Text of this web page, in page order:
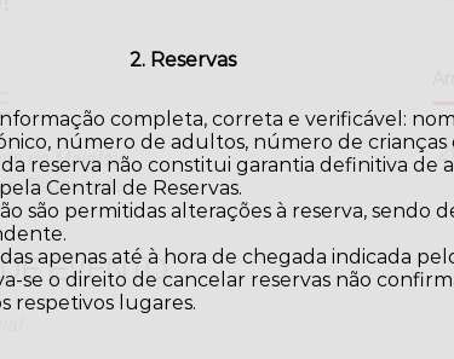
da Malafaia
Esposende
EVENTO
2. Reservas
completa, correta e verificável:
número de adultos, número de crianças
reserva não constitui garantia definitiva de
Central de Reservas.
são permitidas alterações à reserva, sendo
apenas até à hora de chegada indicada
se o direito de cancelar reservas não
respetivos lugares.